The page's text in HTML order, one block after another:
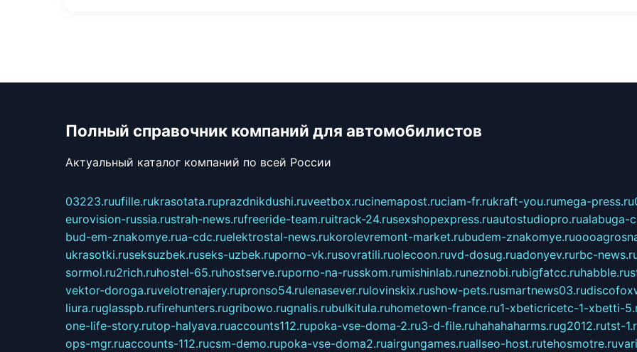
Полный справочник компаний для автомобилистов
Актуальный каталог компаний по всей России
03223.ruufille.rukrasotata.ruprazdnikdushi.ruveetbox.rucinemapost.ruciam-fr.rukraft-you.rumega-press.ru
eurovision-russia.rustrah-news.rufreeride-team.ruitrack-24.rusexshopexpress.ruautostudiopro.rualabuga-
bud-em-znakomye.rua-cdc.ruelektrostal-news.rukorolevremont-market.rubudem-znakomye.ru
ukrasotki.ruseksuzbek.ruseks-uzbek.ruporno-vk.rusovratili.ruolecoon.ruvd-dosug.ruadonyev.rurbc-
sormol.ru2rich.ruhostel-65.ruhostserve.ruporno-na-russkom.rumishinlab.runeznobi.rubigfatcc.ruhabble.ru
vektor-doroga.ruvelotrenajery.rupronso54.rulenasever.rulovinskix.rushow-pets.rusmartnews03.ru
liura.ruglasspb.rufirehunters.rugribowo.rugnalis.rubulkitula.ruhometown-france.ru1-xbeticricetc-1-xbetti-
one-life-story.rutop-halyava.ruaccounts112.rupoka-vse-doma-2.ru3-d-file.ruhahahaharms.rug2012.rutst-
ops-mgr.ruaccounts-112.rucsm-demo.rupoka-vse-doma2.ruairgungames.ruallseo-host.rutehosmotre.ru